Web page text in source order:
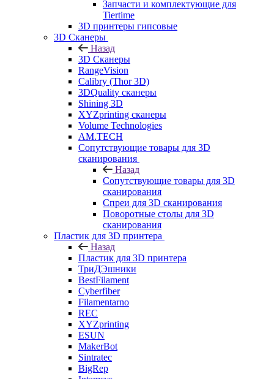
Запчасти и комплектующие для
Tiertime
3D принтеры гипсовые
3D Сканеры
Назад
3D Сканеры
RangeVision
Calibry (Thor 3D)
3DQuality сканеры
Shining 3D
XYZprinting сканеры
Volume Technologies
AM.TECH
Сопутствующие товары для 3D
сканирования
Назад
Сопутствующие товары для 3D
сканирования
Спреи для 3D сканирования
Поворотные столы для 3D
сканирования
Пластик для 3D принтера
Назад
Пластик для 3D принтера
ТриДЭшники
BestFilament
Cyberfiber
Filamentarno
REC
XYZprinting
ESUN
MakerBot
Sintratec
BigRep